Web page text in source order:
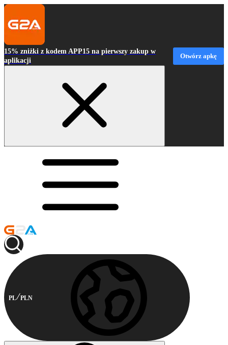
15% zniżki z kodem APP15 na pierwszy zakup w
aplikacji
Otwórz apkę
PL PLN